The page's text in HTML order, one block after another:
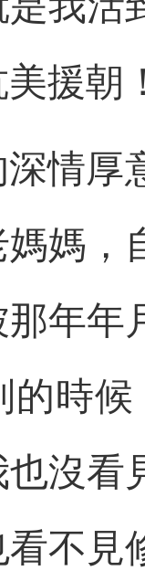
援朝
情厚
媽，
年年
的時
沒看
不見